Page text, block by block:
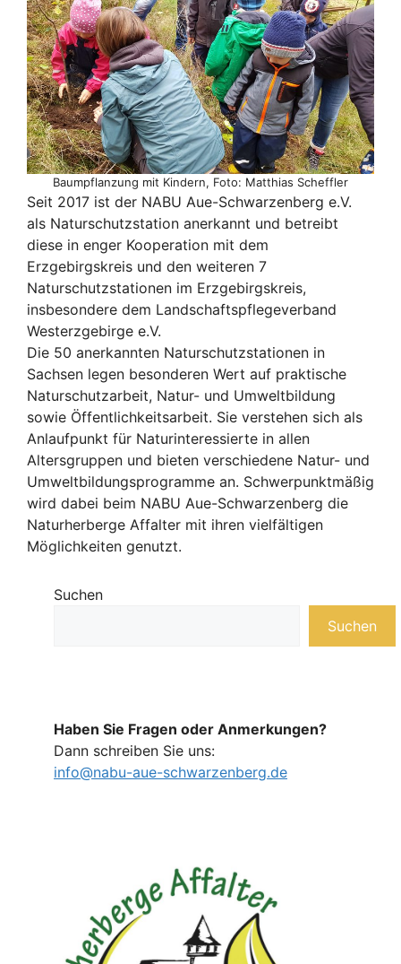
Baumpflanzung mit Kindern, Foto: Matthias Scheffler
Seit 2017 ist der NABU Aue-Schwarzenberg e.V.
als Naturschutzstation anerkannt und betreibt
diese in enger Kooperation mit dem
Erzgebirgskreis und den weiteren 7
Naturschutzstationen im Erzgebirgskreis,
insbesondere dem Landschaftspflegeverband
Westerzgebirge e.V.
Die 50 anerkannten Naturschutzstationen in
Sachsen legen besonderen Wert auf praktische
Naturschutzarbeit, Natur- und Umweltbildung
sowie Öffentlichkeitsarbeit. Sie verstehen sich als
Anlaufpunkt für Naturinteressierte in allen
Altersgruppen und bieten verschiedene Natur- und
Umweltbildungsprogramme an. Schwerpunktmäßig
wird dabei beim NABU Aue-Schwarzenberg die
Naturherberge Affalter mit ihren vielfältigen
Möglichkeiten genutzt.
Suchen
Suchen
Haben Sie Fragen oder Anmerkungen?
Dann schreiben Sie uns:
info@nabu-aue-schwarzenberg.de